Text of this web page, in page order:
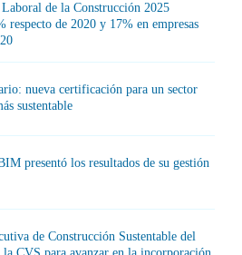
de la Construcción 2025
respecto de 2020 y 17% en empresas
nueva certificación para un sector
sustentable
presentó los resultados de su gestión
de Construcción Sustentable del